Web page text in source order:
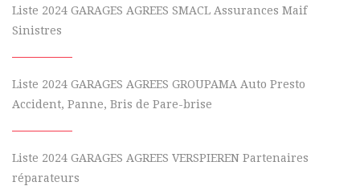
Liste 2024 GARAGES AGREES SMACL Assurances Maif
Sinistres
Liste 2024 GARAGES AGREES GROUPAMA Auto Presto
Accident, Panne, Bris de Pare-brise
Liste 2024 GARAGES AGREES VERSPIEREN Partenaires
réparateurs